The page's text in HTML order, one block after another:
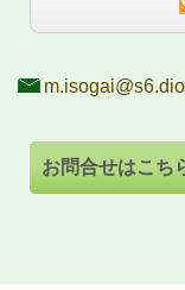
お問合せはこち